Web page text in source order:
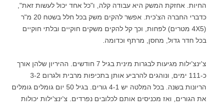
החיות. אחזקת המשק היא עבודה קלה, ו"כל אחד יכול לעשות זאת",
כדברי החברה הצ'כית. אפשר להקים משק בכל חלל בשטח 20 מ"ר
(4X5 מטרים) לפחות, וכך קל להקים משקים חוקיים ובלתי חוקיים
בכל חדר גדול, מחסן, מרתף וכדומה.
צ'ינצ'ילות מגיעות לבגרות מינית בגיל 7 חודשים. ההיריון שלהן אורך
כ-111 ימים, ונוהגים להרביע אותן בתכיפות מרבית ולגרום 3-2
הריונות בשנה. בכל המלטה יש 4-1 גורים. בגיל 50 יום גומלים גומלים
את הגורים, ואז מכניסים אותם לכלובים נפרדים. צ'ינצ'ילות יכולות